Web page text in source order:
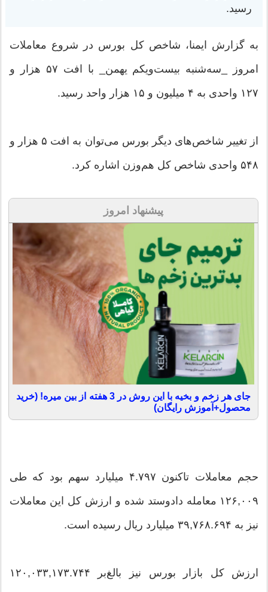
رسید.
به گزارش ایمنا، شاخص کل بورس در شروع معاملات
امروز _سه‌شنبه بیست‌ویکم یهمن_ با افت ۵۷ هزار و
۱۲۷ واحدی به ۴ میلیون و ۱۵ هزار واحد رسید.
از تغییر شاخص‌های دیگر بورس می‌توان به افت ۵ هزار و
۵۴۸ واحدی شاخص کل هم‌وزن اشاره کرد.
پیشنهاد امروز
جای هر زخم و بخیه با این روش در 3 هفته از بین میره! (خرید
محصول+آموزش رایگان)
حجم معاملات تاکنون ۴.۷۹۷ میلیارد سهم بود که طی
۱۲۶,۰۰۹ معامله دادوستد شده و ارزش کل این معاملات
نیز به ۳۹,۷۶۸.۶۹۴ میلیارد ریال رسیده است.
ارزش کل بازار بورس نیز بالغ‌بر ۱۲۰,۰۳۳,۱۷۳.۷۴۴